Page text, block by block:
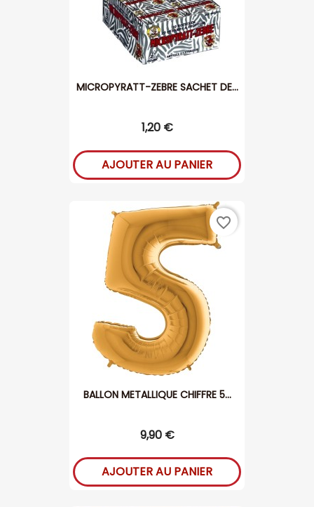
MICROPYRATT-ZEBRE SACHET DE...
1,20 €
AJOUTER AU PANIER
BALLON METALLIQUE CHIFFRE 5...
9,90 €
AJOUTER AU PANIER
favorite_border